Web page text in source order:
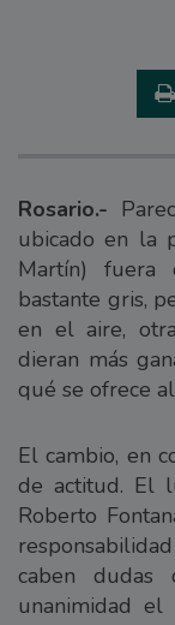
Rosario.-
ubicado en la
Martín) fuera
bastante gris,
en el aire,
dieran más
qué se ofrece
El cambio, en
de actitud. El
Roberto
caben
unanimidad el